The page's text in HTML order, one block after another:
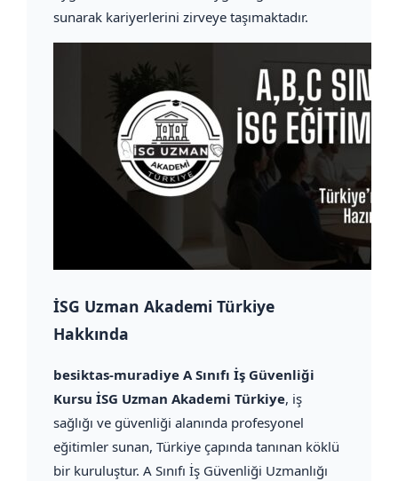
sunarak kariyerlerini zirveye taşımaktadır.
İSG Uzman Akademi Türkiye
Hakkında
besiktas-muradiye A Sınıfı İş Güvenliği
Kursu İSG Uzman Akademi Türkiye, iş
sağlığı ve güvenliği alanında profesyonel
eğitimler sunan, Türkiye çapında tanınan köklü
bir kuruluştur. A Sınıfı İş Güvenliği Uzmanlığı